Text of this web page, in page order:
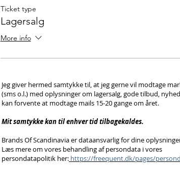
Ticket type
Lagersalg
More info
Jeg giver hermed samtykke til, at jeg gerne vil modtage
(sms o.l.) med oplysninger om lagersalg, gode tilbud,
kan forvente at modtage mails 15-20 gange om året.
Mit samtykke kan til enhver tid tilbagekaldes.
Brands Of Scandinavia er dataansvarlig for dine
Læs mere om vores behandling af persondata i vores
persondatapolitik her: https://freequent.dk/pages/